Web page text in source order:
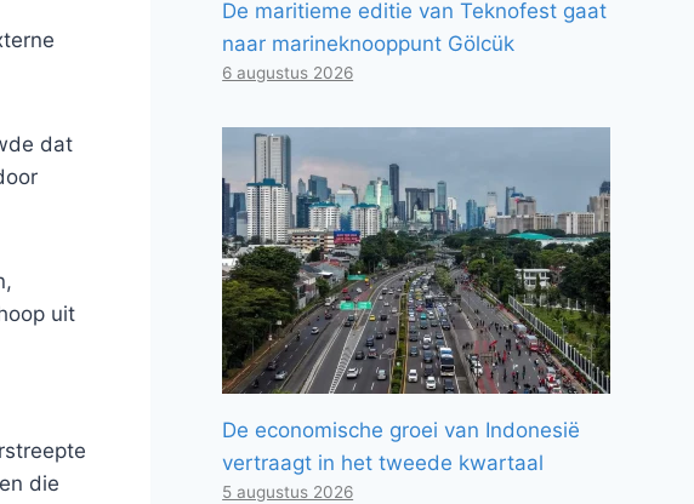
dat
uit
die
De maritieme editie van Teknofest gaat
naar marineknooppunt Gölcük
6 augustus 2026
De economische groei van Indonesië
vertraagt ​​in het tweede kwartaal
5 augustus 2026